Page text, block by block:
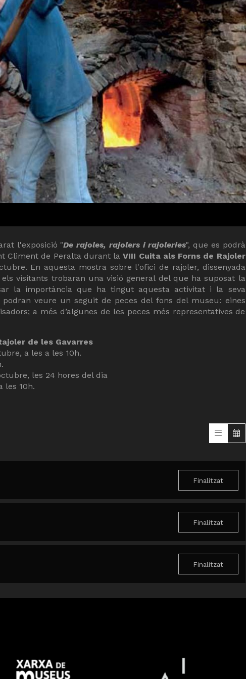
l'exposició "De rajoles, rajolers i rajoleries", que es podrà
Climent de Peralta durant laVIII Cuita als Forns de Rajoler
En aquesta mostra sobre l'ofici de rajoler, dissenyada
visitants trobaran una visió general del que ha suposat la
la importància que ha tingut aquesta activitat i la seva
veure un seguit de peces del fons del museu: eines
a més d’algunes de les peces més representatives de
de les Gavarres
a les a les 10h.
les 24 hores del dia
les 10h.
Finalitzat
Finalitzat
Finalitzat